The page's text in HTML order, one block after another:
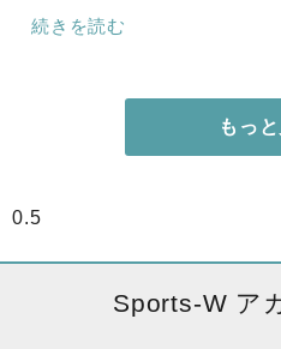
続きを読む
もっ
Sports-W ア